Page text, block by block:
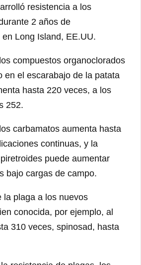
resistencia a los
2 años de
Long Island, EE.UU.
compuestos organoclorados
en el escarabajo de la patata
hasta 220 veces, a los
252.
carbamatos aumenta hasta
continuas, y la
puede aumentar
bajo cargas de campo.
la plaga a los nuevos
conocida, por ejemplo, al
310 veces, spinosad, hasta